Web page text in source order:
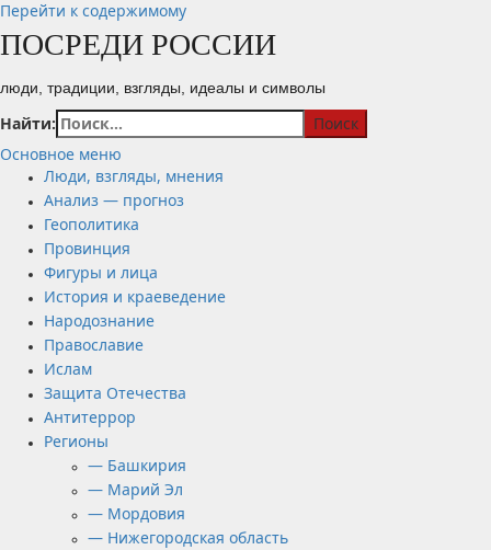
Перейти к содержимому
ПОСРЕДИ РОССИИ
люди, традиции, взгляды, идеалы и символы
Найти:
Основное меню
Люди, взгляды, мнения
Анализ — прогноз
Геополитика
Провинция
Фигуры и лица
История и краеведение
Народознание
Православие
Ислам
Защита Отечества
Антитеррор
Регионы
— Башкирия
— Марий Эл
— Мордовия
— Нижегородская область